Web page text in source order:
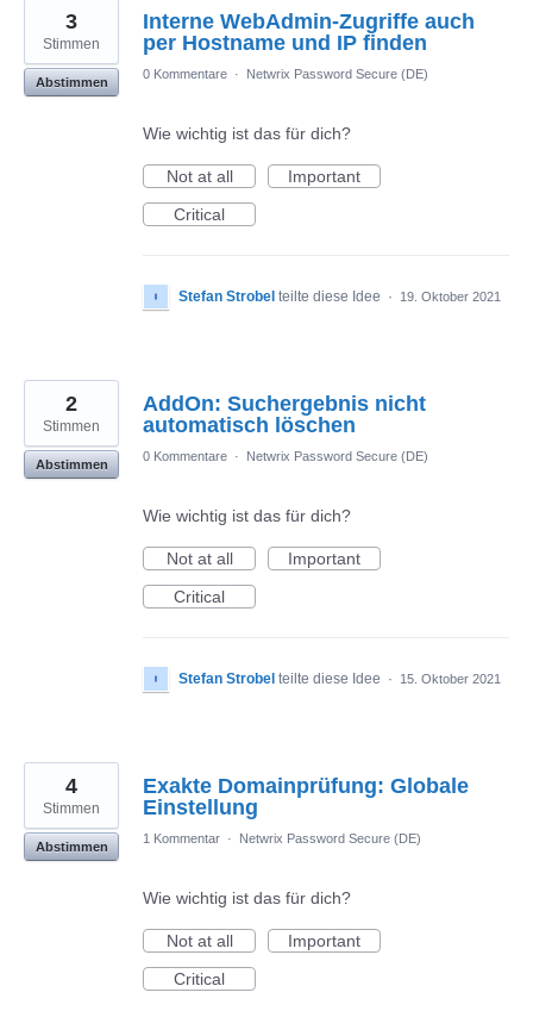
Interne WebAdmin-Zugriffe auch
per Hostname und IP finden
3
Stimmen
Abstimmen
0 Kommentare · Netwrix Password Secure (DE)
Wie wichtig ist das für dich?
Not at all
Important
Critical
Stefan Strobel teilte diese Idee · 19. Oktober 2021
AddOn: Suchergebnis nicht
automatisch löschen
2
Stimmen
Abstimmen
0 Kommentare · Netwrix Password Secure (DE)
Wie wichtig ist das für dich?
Not at all
Important
Critical
Stefan Strobel teilte diese Idee · 15. Oktober 2021
Exakte Domainprüfung: Globale
Einstellung
4
Stimmen
Abstimmen
1 Kommentar · Netwrix Password Secure (DE)
Wie wichtig ist das für dich?
Not at all
Important
Critical